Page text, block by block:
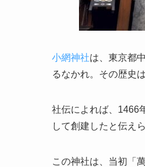
小網神社は、東京都
るなかれ。その歴史
社伝によれば、1466
して創建したと伝え
この神社は、当初「